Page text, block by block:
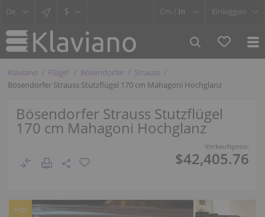
$ Cm / In Einloggen
Klaviano Flügel Bösendorfer
Strauss
Bösendorfer Strauss Stutzflügel 170 cm Mahagoni Hochglanz
Bösendorfer Strauss Stutzflügel
170 cm Mahagoni Hochglanz
Verkaufspreis:
$42,405.76
Hot